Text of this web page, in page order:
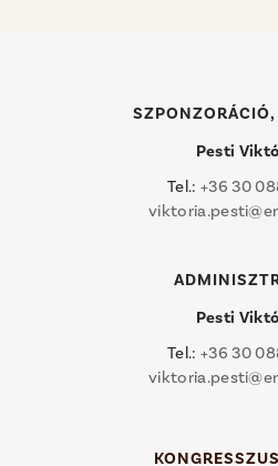
Pesti
Tel.:+36 30
Pesti
Tel.:+36 30